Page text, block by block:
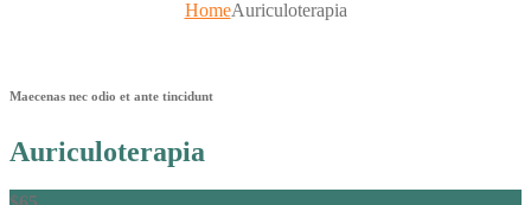
HomeAuriculoterapia
Maecenas nec odio et ante tincidunt
Auriculoterapia